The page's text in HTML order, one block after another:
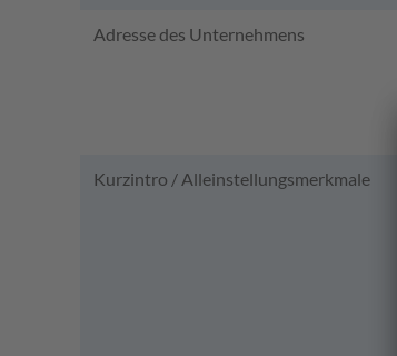
Adresse des Unternehmens
Kurzintro / Alleinstellungsmerkmale